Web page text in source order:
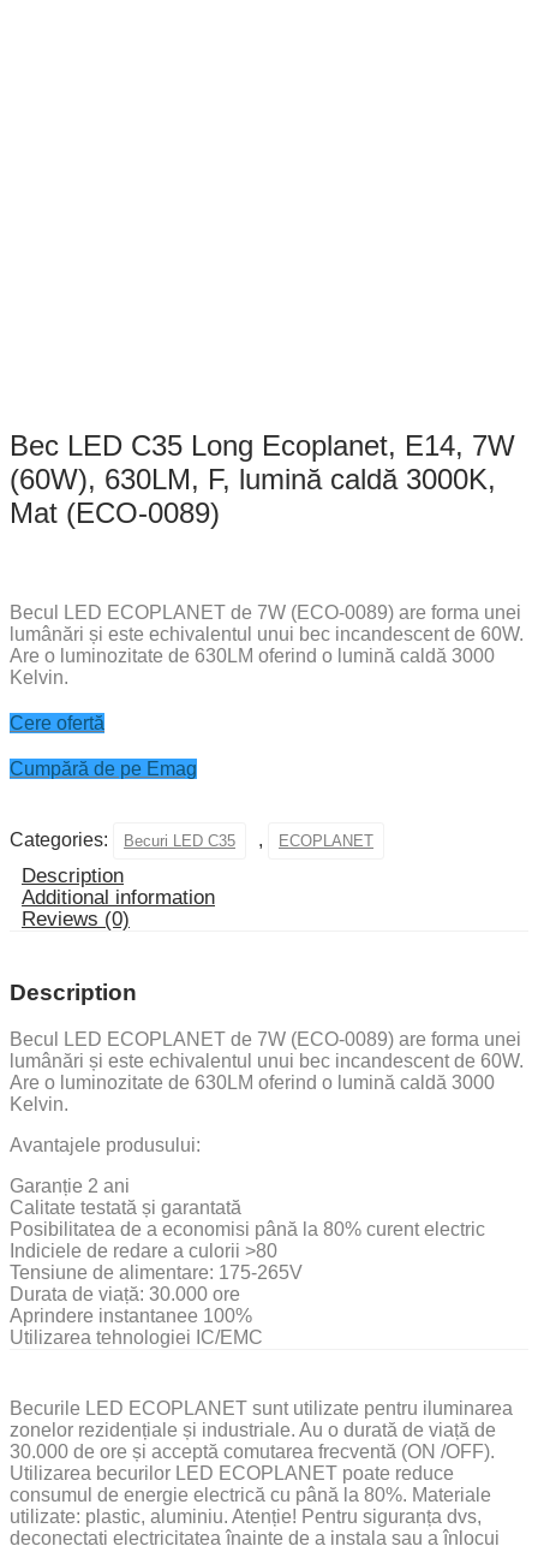
Bec LED C35 Long Ecoplanet, E14, 7W
(60W), 630LM, F, lumină caldă 3000K,
Mat (ECO-0089)
Becul LED ECOPLANET de 7W (ECO-0089) are forma unei
lumânări și este echivalentul unui bec incandescent de 60W.
Are o luminozitate de 630LM oferind o lumină caldă 3000
Kelvin.
Cere ofertă
Cumpără de pe Emag
Categories: Becuri LED C35 , ECOPLANET
Description
Additional information
Reviews (0)
Description
Becul LED ECOPLANET de 7W (ECO-0089) are forma unei
lumânări și este echivalentul unui bec incandescent de 60W.
Are o luminozitate de 630LM oferind o lumină caldă 3000
Kelvin.
Avantajele produsului:
Garanție 2 ani
Calitate testată și garantată
Posibilitatea de a economisi până la 80% curent electric
Indiciele de redare a culorii >80
Tensiune de alimentare: 175-265V
Durata de viață: 30.000 ore
Aprindere instantanee 100%
Utilizarea tehnologiei IC/EMC
Becurile LED ECOPLANET sunt utilizate pentru iluminarea
zonelor rezidențiale și industriale. Au o durată de viață de
30.000 de ore și acceptă comutarea frecventă (ON /OFF).
Utilizarea becurilor LED ECOPLANET poate reduce
consumul de energie electrică cu până la 80%. Materiale
utilizate: plastic, aluminiu. Atenție! Pentru siguranța dvs,
deconectați electricitatea înainte de a instala sau a înlocui